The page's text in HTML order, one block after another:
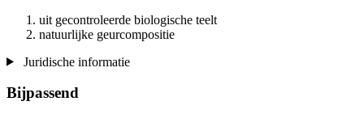
uit gecontroleerde biologische teelt
natuurlijke geurcompositie
Juridische informatie
Bijpassend